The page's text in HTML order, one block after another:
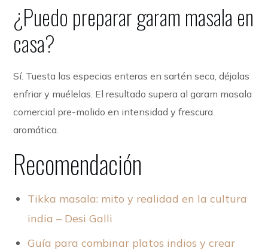
¿Puedo preparar garam masala en
casa?
Sí. Tuesta las especias enteras en sartén seca, déjalas
enfriar y muélelas. El resultado supera al garam masala
comercial pre-molido en intensidad y frescura
aromática.
Recomendación
Tikka masala: mito y realidad en la cultura
india – Desi Galli
Guía para combinar platos indios y crear